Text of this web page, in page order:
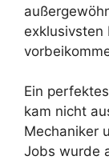
exklusivsten
Ein
kam nicht
Mechaniker
Jobs wurde